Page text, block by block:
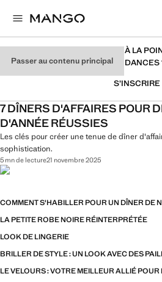
Passer au contenu principal
VOUS VOULEZ RESTER À LA
TENDANCES
S’INSCRIRE
7 DÎNERS D'AFFAIRES POUR
D'ANNÉE RÉUSSIES
Les clés pour créer une tenue de dîner
sophistication.
5 mn de lecture21 novembre 2025
COMMENT S'HABILLER POUR UN DÎNER DE
LA PETITE ROBE NOIRE RÉINTERPRÉTÉE
LOOK DE LINGERIE
BRILLER DE STYLE : UN LOOK AVEC DES
LE VELOURS : VOTRE MEILLEUR ALLIÉ POUR